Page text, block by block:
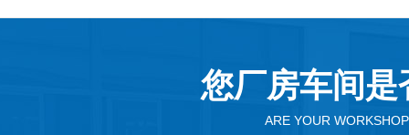
您厂房车间
ARE YOUR